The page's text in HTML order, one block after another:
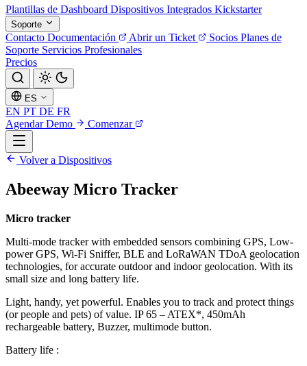
Plantillas de Dashboard Dispositivos Integrados Kickstarter
Soporte
Contacto Documentación Abrir un Ticket Socios Planes de
Soporte Servicios Profesionales
Precios
ES
EN PT DE FR
Agendar Demo
Comenzar
Volver a Dispositivos
Abeeway Micro Tracker
Micro tracker
Multi-mode tracker with embedded sensors combining GPS, Low-
power GPS, Wi-Fi Sniffer, BLE and LoRaWAN TDoA geolocation
technologies, for accurate outdoor and indoor geolocation. With its
small size and long battery life.
Light, handy, yet powerful. Enables you to track and protect things
(or people and pets) of value. IP 65 – ATEX*, 450mAh
rechargeable battery, Buzzer, multimode button.
Battery life :